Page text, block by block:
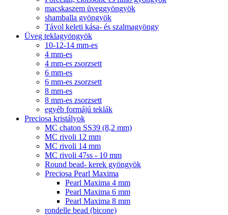
macskaszem üveggyöngyök
shamballa gyöngyök
Távol keleti kása- és szalmagyöngy
Üveg teklagyöngyök
10-12-14 mm-es
4 mm-es
4 mm-es zsorzsett
6 mm-es
6 mm-es zsorzsett
8 mm-es
8 mm-es zsorzsett
egyéb formájú teklák
Preciosa kristályok
MC chaton SS39 (8,2 mm)
MC rivoli 12 mm
MC rivoli 14 mm
MC rivoli 47ss - 10 mm
Round bead- kerek gyöngyök
Preciosa Pearl Maxima
Pearl Maxima 4 mm
Pearl Maxima 6 mm
Pearl Maxima 8 mm
rondelle bead (bicone)